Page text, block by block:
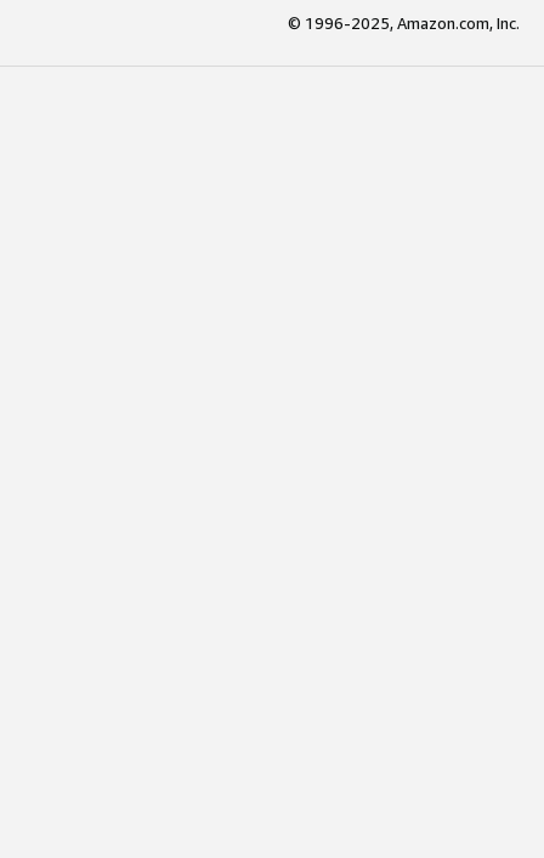
© 1996-2025, Amazon.com, Inc.